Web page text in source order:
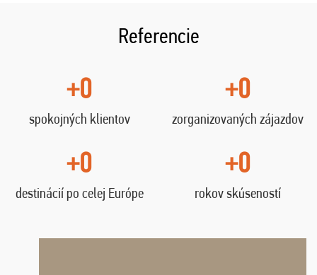
Referencie
+0
spokojných klientov
+0
zorganizovaných zájazdov
+0
destinácií po celej Európe
+0
rokov skúseností